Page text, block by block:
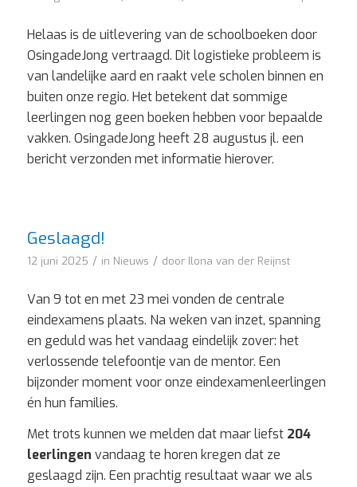
Helaas is de uitlevering van de schoolboeken door
OsingadeJong vertraagd. Dit logistieke probleem is
van landelijke aard en raakt vele scholen binnen en
buiten onze regio. Het betekent dat sommige
leerlingen nog geen boeken hebben voor bepaalde
vakken. OsingadeJong heeft 28 augustus jl. een
bericht verzonden met informatie hierover.
Geslaagd!
12 juni 2025 / in Nieuws / door Ilona van der Reijnst
Van 9 tot en met 23 mei vonden de centrale
eindexamens plaats. Na weken van inzet, spanning
en geduld was het vandaag eindelijk zover: het
verlossende telefoontje van de mentor. Een
bijzonder moment voor onze eindexamenleerlingen
én hun families.
Met trots kunnen we melden dat maar liefst 204
leerlingen vandaag te horen kregen dat ze
geslaagd zijn. Een prachtig resultaat waar we als